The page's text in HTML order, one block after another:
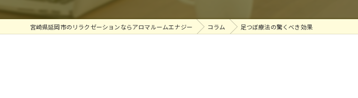
宮崎県延岡市のリラクゼーションならアロマルームエナジー コラム 足つぼ療法の驚くべき効果